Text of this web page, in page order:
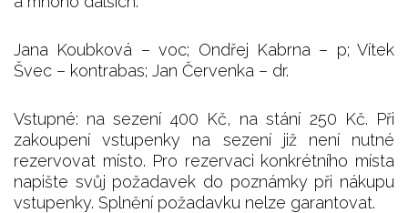
Jana Koubková – voc; Ondřej Kabrna – p; Vítek
Švec – kontrabas; Jan Červenka – dr.
Vstupné: na sezení 400 Kč, na stání 250 Kč. Při
zakoupení vstupenky na sezení již není nutné
rezervovat místo. Pro rezervaci konkrétního místa
napište svůj požadavek do poznámky při nákupu
vstupenky. Splnění požadavku nelze garantovat.